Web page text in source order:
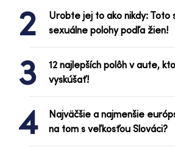
2
Urobte jej to ako nikdy: Toto
sexuálne polohy podľa žien!
3
12 najlepších polôh v aute,
vyskúšať!
4
Najväčšie a najmenšie
na tom s veľkosťou Slováci?